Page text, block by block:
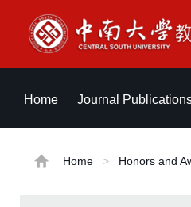
Home Journal
Home > Honors and